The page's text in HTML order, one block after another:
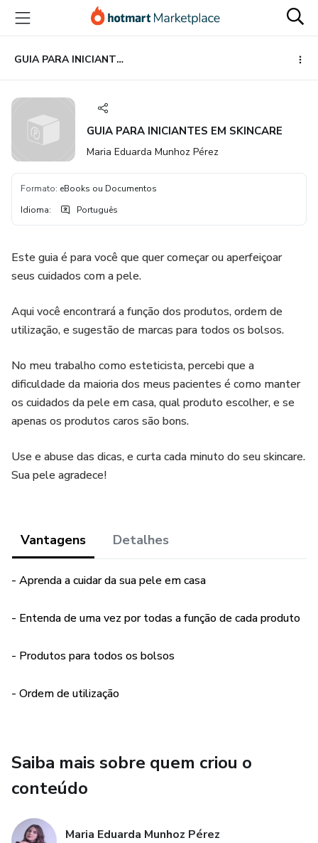
para
conteúdo
principal
para
pagamento
para
rodapé
GUIA PARA INICIANTES EM SKINCARE
GUIA PARA INICIANTES EM SKINCARE
Maria Eduarda Munhoz Pérez
Formato: eBooks ou Documentos
Idioma: Português
Este guia é para você que quer começar ou aperfeiçoar
seus cuidados com a pele.
Aqui você encontrará a função dos produtos, ordem de
utilização, e sugestão de marcas para todos os bolsos.
No meu trabalho como esteticista, percebi que a
dificuldade da maioria dos meus pacientes é como manter
os cuidados da pele em casa, qual produto escolher, e se
apenas os produtos caros são bons.
Use e abuse das dicas, e curta cada minuto do seu skincare.
Sua pele agradece!
Vantagens Detalhes
- Aprenda a cuidar da sua pele em casa
- Entenda de uma vez por todas a função de cada produto
- Produtos para todos os bolsos
- Ordem de utilização
Saiba mais sobre quem criou o
conteúdo
Maria Eduarda Munhoz Pérez